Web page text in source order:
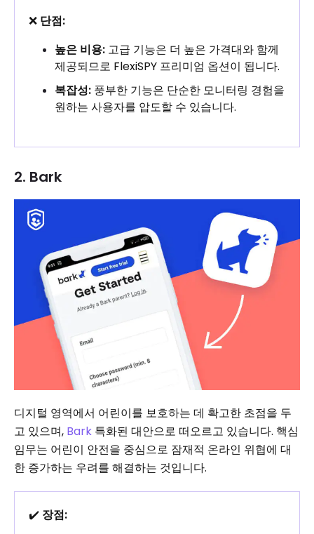
❌ 단점:
높은 비용: 고급 기능은 더 높은 가격대와 함께
제공되므로 FlexiSPY 프리미엄 옵션이 됩니다.
복잡성: 풍부한 기능은 단순한 모니터링 경험을
원하는 사용자를 압도할 수 있습니다.
2. Bark
디지털 영역에서 어린이를 보호하는 데 확고한 초점을 두
고 있으며, Bark 특화된 대안으로 떠오르고 있습니다. 핵심
임무는 어린이 안전을 중심으로 잠재적 온라인 위협에 대
한 증가하는 우려를 해결하는 것입니다.
✔️ 장점: